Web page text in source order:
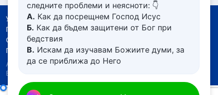
Условия за ползване
Политика за поверителност
Със съдействието на
Политика за бисквитките
Авторско право © 2026 Църквата на Всемогъщия
Бог.
следните проблеми и неясноти: 👇
А. Как да посрещнем Господ Исус
Б. Как да бъдем защитени от Бог при
бедствия
В. Искам да изучавам Божиите думи, за
да се приближа до Него
живот